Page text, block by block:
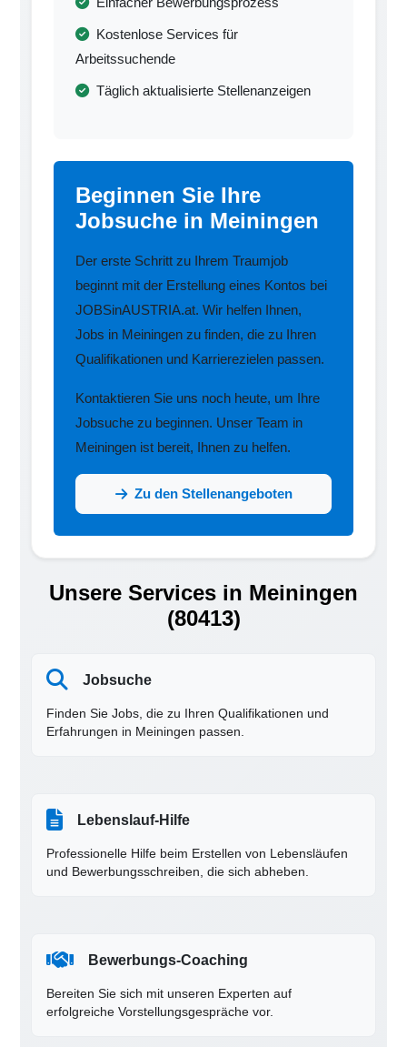
Kostenlose Services für
Arbeitssuchende
Täglich aktualisierte Stellenanzeigen
Beginnen Sie Ihre
Jobsuche in Meiningen
Der erste Schritt zu Ihrem Traumjob
beginnt mit der Erstellung eines Kontos bei
JOBSinAUSTRIA.at. Wir helfen Ihnen,
Jobs in Meiningen zu finden, die zu Ihren
Qualifikationen und Karrierezielen passen.
Kontaktieren Sie uns noch heute, um Ihre
Jobsuche zu beginnen. Unser Team in
Meiningen ist bereit, Ihnen zu helfen.
Zu den Stellenangeboten
Unsere Services in Meiningen
(80413)
Jobsuche
Finden Sie Jobs, die zu Ihren Qualifikationen und
Erfahrungen in Meiningen passen.
Lebenslauf-Hilfe
Professionelle Hilfe beim Erstellen von Lebensläufen
und Bewerbungsschreiben, die sich abheben.
Bewerbungs-Coaching
Bereiten Sie sich mit unseren Experten auf
erfolgreiche Vorstellungsgespräche vor.